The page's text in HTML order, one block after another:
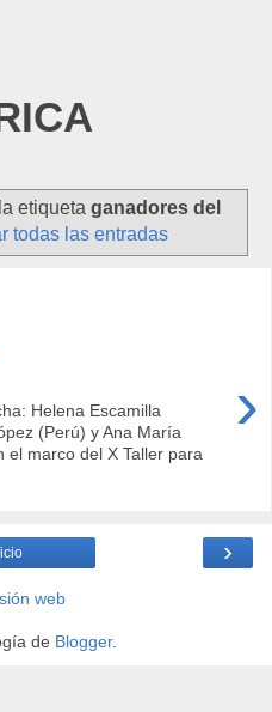
etiqueta ganadores del
todas las entradas
›
Helena Escamilla
(Perú) y Ana María
el marco del X Taller para
›
web
de Blogger.